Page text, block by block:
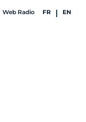
Web Radio FR EN